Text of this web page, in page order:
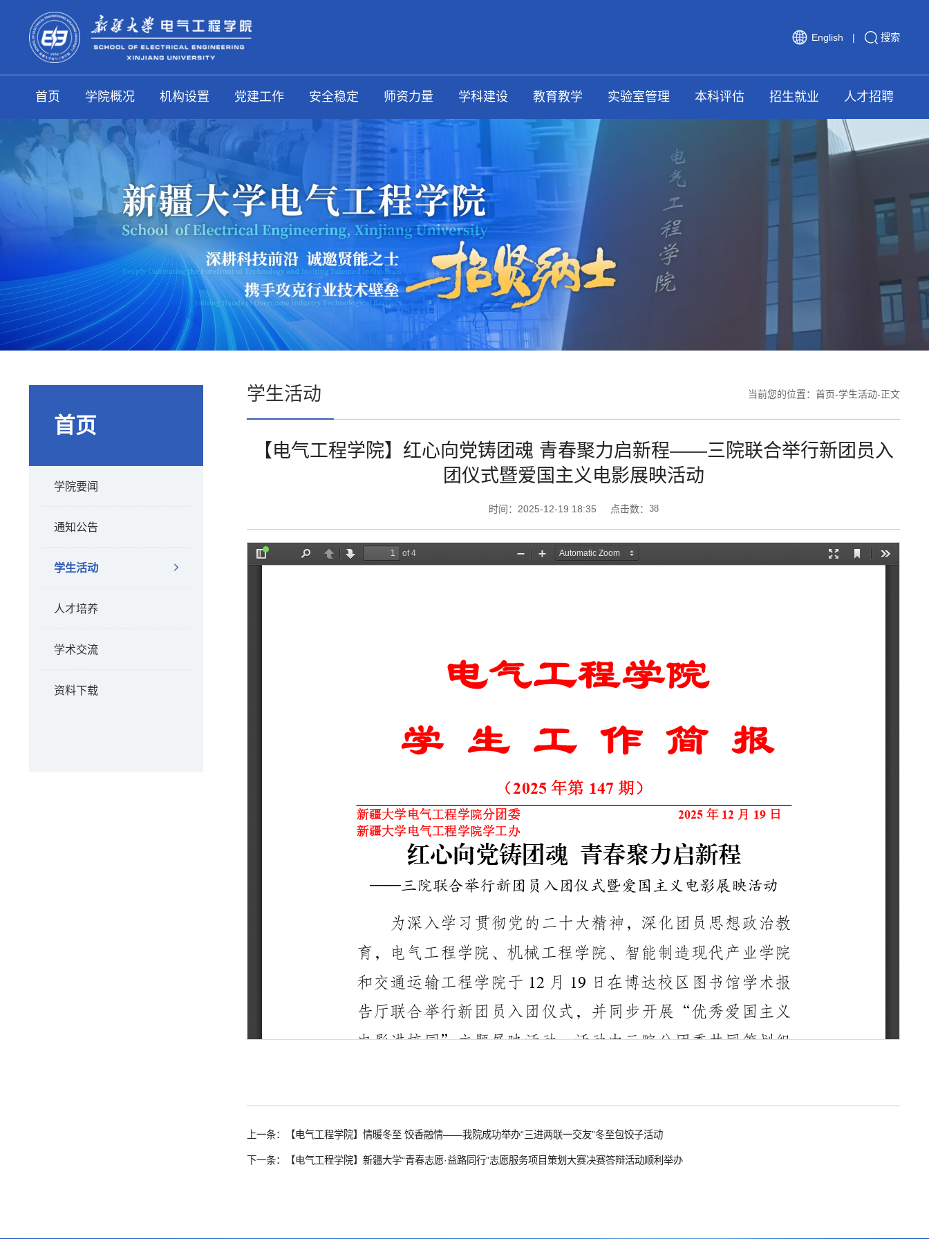
English | 搜索
首页 学院概况 机构设置 党建工作 安全稳定 师资力量 学科建设 教育教学 实验室管理 本科评估 招生就业 人才招聘
首页
学院要闻
通知公告
学生活动
人才培养
学术交流
资料下载
学生活动 当前您的位置： 首页-学生活动-正文
【电气工程学院】红心向党铸团魂 青春聚力启新程——三院联合举行新团员入
团仪式暨爱国主义电影展映活动
时间：2025-12-19 18:35 点击数： 38
上一条：【电气工程学院】情暖冬至 饺香融情——我院成功举办“三进两联一交友”冬至包饺子活动
下一条：【电气工程学院】新疆大学“青春志愿·益路同行”志愿服务项目策划大赛决赛答辩活动顺利举办